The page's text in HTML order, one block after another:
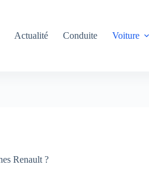
Actualité Conduite Voiture
Renault ?